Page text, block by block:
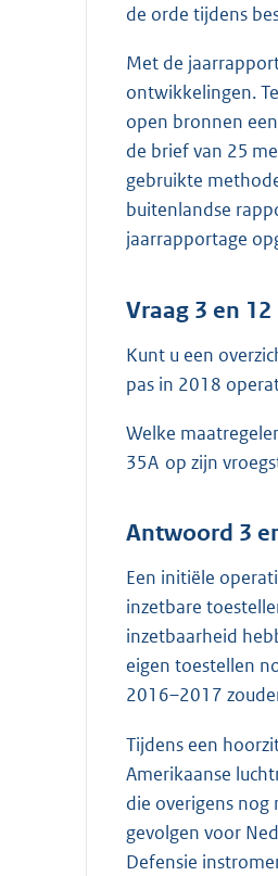
de orde tijdens
Met de
ontwikkelingen.
open bronnen
de brief van 25
gebruikte
buitenlandse
jaarrapportage
Vraag 3 en 12
Kunt u een
pas in 2018
Welke
35A op zijn
Antwoord 3
Een initiële
inzetbare
inzetbaarheid
eigen toestellen
2016–2017
Tijdens een
Amerikaanse
die overigens nog
gevolgen voor
Defensie